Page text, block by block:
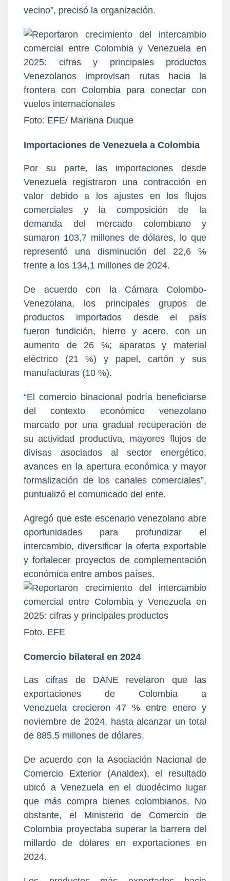
vecino”, precisó la organización.
Foto: EFE/ Mariana Duque
Importaciones de Venezuela a Colombia
Por su parte, las importaciones desde
Venezuela registraron una contracción en
valor debido a
los ajustes en los flujos
comerciales
y la composición de la
demanda del mercado colombiano y
sumaron 103,7 millones de dólares, lo que
representó una disminución del 22,6 %
frente a los 134,1 millones de 2024.
De acuerdo con la Cámara Colombo-
Venezolana, los principales grupos de
productos importados desde el país
fueron
fundición, hierro y acero, con un
aumento de 26 %; aparatos y material
eléctrico (21 %) y papel, cartón y sus
manufacturas (10 %).
“El comercio binacional podría beneficiarse
del contexto económico venezolano
marcado por una gradual recuperación de
su actividad productiva, mayores flujos de
divisas asociados al sector energético,
avances en la apertura económica y mayor
formalización de los canales comerciales”,
puntualizó el comunicado del ente.
Agregó que este escenario venezolano abre
oportunidades para profundizar el
intercambio, diversificar la oferta exportable
y fortalecer proyectos de complementación
económica entre ambos países.
Foto. EFE
Comercio bilateral en 2024
Las cifras de DANE revelaron que las
exportaciones de Colombia a
Venezuela crecieron 47 % entre enero y
noviembre de 2024, hasta alcanzar un total
de 885,5 millones de dólares.
De acuerdo con la Asociación Nacional de
Comercio Exterior (Analdex), el resultado
ubicó a Venezuela en el duodécimo lugar
que más compra bienes colombianos. No
obstante, el Ministerio de Comercio de
Colombia proyectaba superar la barrera del
millardo de dólares en exportaciones en
2024.